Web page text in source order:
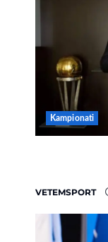
Kampionati
VETEMSPORT